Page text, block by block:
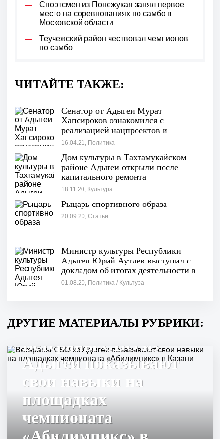
Спортсмен из Понежукая занял первое
место на соревнованиях по самбо в
Московской области
Теучежский район чествовал чемпионов
по самбо
ЧИТАЙТЕ ТАКЖЕ:
Сенатор от Адыгеи Мурат
Хапсироков ознакомился с
реализацией нацпроектов и
госпрограмм в а. Хатукай
16.04.21, Политика
Дом культуры в Тахтамукайском
районе Адыгеи открыли после
капитального ремонта
18.11.20, Культура
Рыцарь спортивного образа
20.09.20, Статьи
Министр культуры Республики
Адыгея Юрий Аутлев выступил с
докладом об итогах деятельности в
сфере дополнительного образования
01.08.20, Политика / Культура
ДРУГИЕ МАТЕРИАЛЫ РУБРИКИ:
Ветераны СВО из
Адыгеи показывают
свои навыки на
площадках
чемпионата